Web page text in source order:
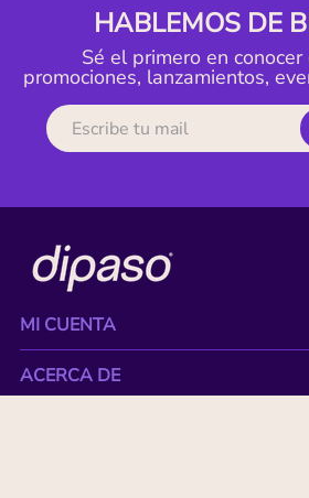
HABLEMOS DE
Sé el primero en
promociones, lanzamientos,
MI CUENTA
ACERCA DE